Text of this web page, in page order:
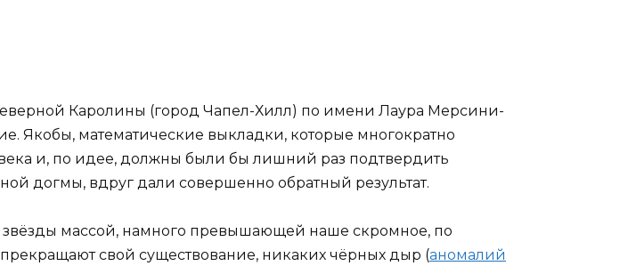
Каролины (город Чапел-Хилл) по имени Лаура Мерсини-
Якобы, математические выкладки, которые многократно
и, по идее, должны были бы лишний раз подтвердить
догмы, вдруг дали совершенно обратный результат.
массой, намного превышающей наше скромное, по
свой существование, никаких чёрных дыр (аномалий